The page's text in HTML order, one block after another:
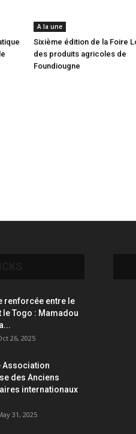
A la une
Sixième édition de la Foire
des produits agricoles de
Foundiougne
renforcée entre le
le Togo : Mamadou
26, 2025
Association
des Anciens
internationaux
31, 2025